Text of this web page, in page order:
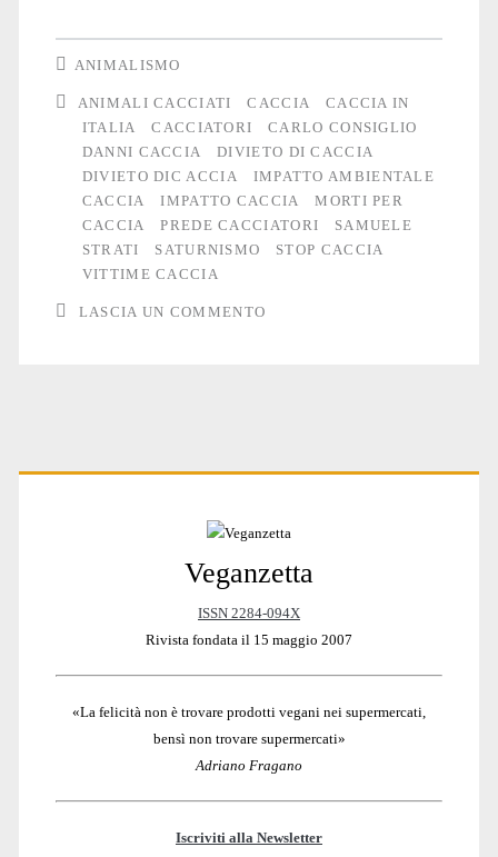
cacciatore?
ANIMALISMO
ANIMALI CACCIATI CACCIA
CACCIA IN
ITALIA
CACCIATORI
CARLO CONSIGLIO
DANNI CACCIA
DIVIETO DI CACCIA
DIVIETO DIC ACCIA
IMPATTO AMBIENTALE
CACCIA
IMPATTO CACCIA
MORTI PER
CACCIA
PREDE CACCIATORI
SAMUELE
STRATI
SATURNISMO
STOP CACCIA
VITTIME CACCIA
LASCIA UN COMMENTO
Primary
Veganzetta
ISSN 2284-094X
Rivista fondata il 15 maggio 2007
«La felicità non è trovare prodotti vegani nei supermercati,
bensì non trovare supermercati»
Adriano Fragano
Iscriviti alla Newsletter